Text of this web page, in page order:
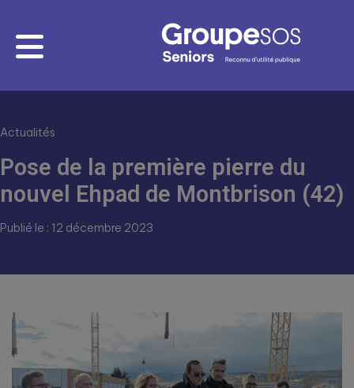
Actualités
Pose de la première pierre du
nouvel Ehpad de Montbrison (42)
Publié le : 12 décembre 2023